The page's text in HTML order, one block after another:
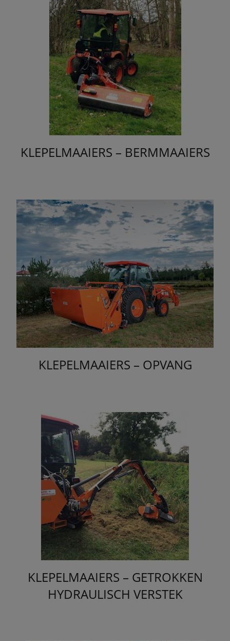
KLEPELMAAIERS – BERMMAAIERS
KLEPELMAAIERS – OPVANG
KLEPELMAAIERS – GETROKKEN
HYDRAULISCH VERSTEK